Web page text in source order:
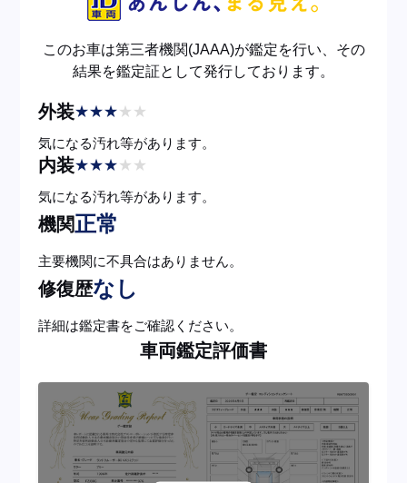
このお車は第三者機関(JAAA)が鑑定を行い、その
結果を鑑定証として発行しております。
外装★★★★ ★
気になる汚れ等があります。
内装★★★★ ★
気になる汚れ等があります。
機関正常
主要機関に不具合はありません。
修復歴なし
詳細は鑑定書をご確認ください。
車両鑑定評価書